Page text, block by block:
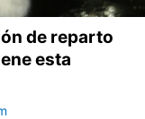
de reparto
esta